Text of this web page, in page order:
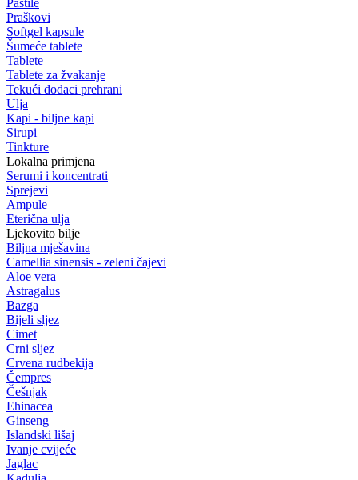
Pastile
Praškovi
Softgel kapsule
Šumeće tablete
Tablete
Tablete za žvakanje
Tekući dodaci prehrani
Ulja
Kapi - biljne kapi
Sirupi
Tinkture
Lokalna primjena
Serumi i koncentrati
Sprejevi
Ampule
Eterična ulja
Ljekovito bilje
Biljna mješavina
Camellia sinensis - zeleni čajevi
Aloe vera
Astragalus
Bazga
Bijeli sljez
Cimet
Crni sljez
Crvena rudbekija
Čempres
Češnjak
Ehinacea
Ginseng
Islandski lišaj
Ivanje cvijeće
Jaglac